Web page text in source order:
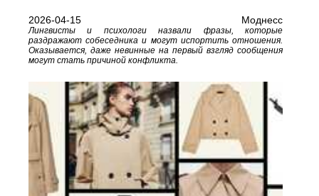
2026-04-15 Моднесс
Лингвисты и психологи назвали фразы, которые
раздражают собеседника и могут испортить отношения.
Оказывается, даже невинные на первый взгляд сообщения
могут стать причиной конфликта.